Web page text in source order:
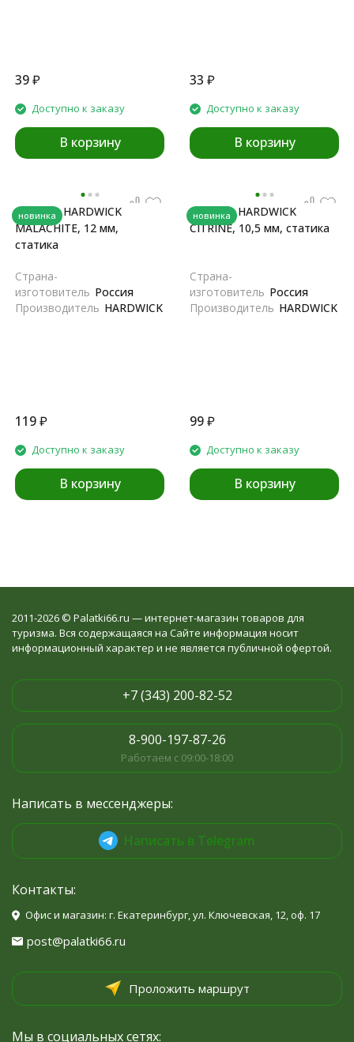
39₽
Доступно к заказу
В корзину
33 ₽
Доступно к заказу
В корзину
новинка
Веревка HARDWICK
MALACHITE, 12 мм,
статика
Страна-
изготовитель Россия
Производитель HARDWICK
119₽
Доступно к заказу
В корзину
новинка
Веревка HARDWICK
CITRINE, 10,5 мм, статика
Страна-
изготовитель Россия
Производитель HARDWICK
99₽
Доступно к заказу
В корзину
2011-2026 © Palatki66.ru — интернет-магазин товаров для
туризма. Вся содержащаяся на Сайте информация носит
информационный характер и не является публичной офертой.
+7 (343) 200-82-52
8-900-197-87-26
Работаем с 09:00-18:00
Написать в мессенджеры:
Написать в Telegram
Контакты:
Офис и магазин: г. Екатеринбург, ул. Ключевская, 12, оф. 17
post@palatki66.ru
Проложить маршрут
Мы в социальных сетях: